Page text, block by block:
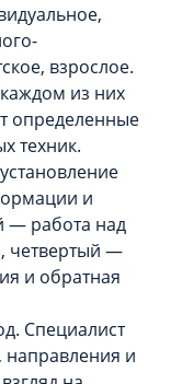
взрослое.
из них
определенные
техник.
и
— работа над
четвертый —
и обратная
Специалист
направления и